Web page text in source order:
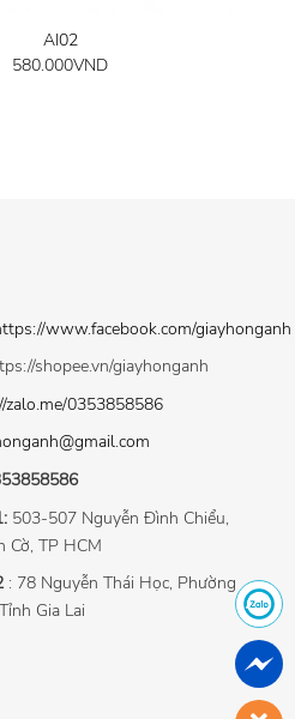
AI02
580.000VND
www.facebook.com/giayhonganh
shopee.vn/giayhonganh
zalo.me/0353858586
503-507 Nguyễn Đình Chiểu,
Cờ, TP HCM
: 78 Nguyễn Thái Học, Phường
Gia Lai